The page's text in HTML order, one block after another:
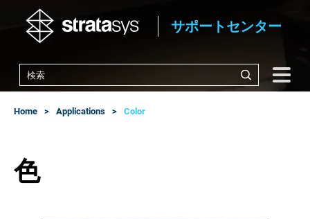
サポートセンター
Home Applications Color
色